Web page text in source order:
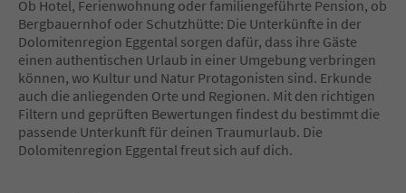
Ob Hotel, Ferienwohnung oder familiengeführte Pension, ob
Bergbauernhof oder Schutzhütte: Die Unterkünfte in der
Dolomitenregion Eggental sorgen dafür, dass ihre Gäste
einen authentischen Urlaub in einer Umgebung verbringen
können, wo Kultur und Natur Protagonisten sind. Erkunde
auch die anliegenden Orte und Regionen. Mit den richtigen
Filtern und geprüften Bewertungen findest du bestimmt die
passende Unterkunft für deinen Traumurlaub. Die
Dolomitenregion Eggental freut sich auf dich.